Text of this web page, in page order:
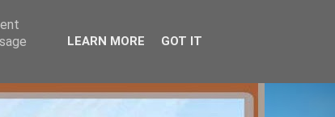
LEARN MORE GOT IT